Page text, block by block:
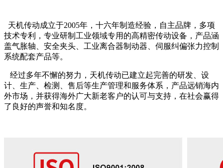
天机传动成立于2005年，十六年制造经验，自主品牌，多项
技术专利，专业研制工业领域专用的高精密传动设备，产品涵
盖气胀轴、安全夹头、工业离合器制动器、伺服纠偏张力控制
系统配套产品等。
经过多年不懈的努力，天机传动已建立起完善的研发、设
计、生产、检测、售后等生产管理和服务体系，产品远销海内
外市场，并获得海外广大新老客户的认可与支持，在社会赢得
了良好的声誉和知名度。